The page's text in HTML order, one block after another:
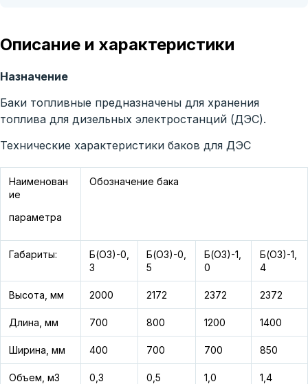
Описание и характеристики
Назначение
Баки топливные предназначены для хранения
топлива для дизельных электростанций (ДЭС).
Технические характеристики баков для ДЭС
Наименован
ие
параметра
Обозначение бака
Габариты:
Б(ОЗ)-0,
3
Б(ОЗ)-0,
5
Б(ОЗ)-1,
0
Б(ОЗ)-1,
4
Высота, мм 2000 2172 2372 2372
Длина, мм 700 800 1200 1400
Ширина, мм 400 700 700 850
Объем, м3 0,3 0,5 1,0 1,4